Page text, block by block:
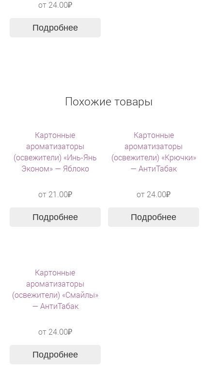
от 24.00₽
Подробнее
Похожие товары
Картонные
ароматизаторы
(освежители) «Инь-Янь
Эконом» — Яблоко
от 21.00₽
Подробнее
Картонные
ароматизаторы
(освежители) «Крючки»
— АнтиТабак
от 24.00₽
Подробнее
Картонные
ароматизаторы
(освежители) «Смайлы»
— АнтиТабак
от 24.00₽
Подробнее